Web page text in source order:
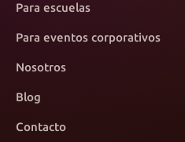
Para escuelas
Para eventos corporativos
Nosotros
Blog
Contacto